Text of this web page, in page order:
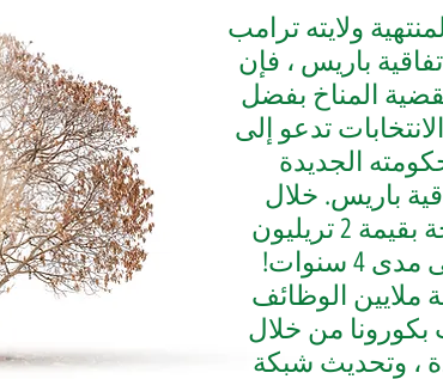
ولايته ترامب
باريس ، فإن
المناخ بفضل
تدعو إلى
الجديدة
باريس. خلال
بقيمة 2 تريليون
دولار لصفقة خضراء جديدة على مدى 4 سنوات!
ملايين الوظائف
بكورونا من خلال
، وتحديث شبكة